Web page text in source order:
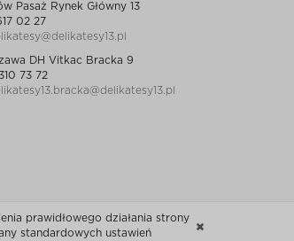
Pasaż Rynek Główny 13
02 27
DH Vitkac Bracka 9
73 72
prawidłowego działania strony
standardowych ustawień